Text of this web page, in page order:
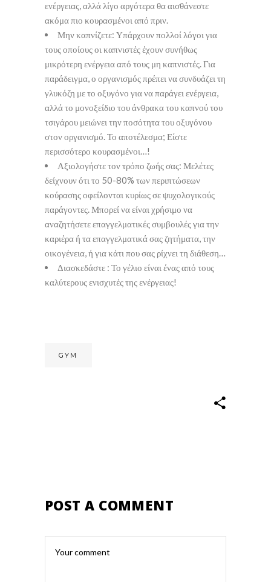
ενέργειας, αλλά λίγο αργότερα θα αισθάνεστε
ακόμα πιο κουρασμένοι από πριν.
Μην καπνίζετε: Υπάρχουν πολλοί λόγοι για
τους οποίους οι καπνιστές έχουν συνήθως
μικρότερη ενέργεια από τους μη καπνιστές. Για
παράδειγμα, ο οργανισμός πρέπει να συνδυάζει τη
γλυκόζη με το οξυγόνο για να παράγει ενέργεια,
αλλά το μονοξείδιο του άνθρακα του καπνού του
τσιγάρου μειώνει την ποσότητα του οξυγόνου
στον οργανισμό. Το αποτέλεσμα; Είστε
περισσότερο κουρασμένοι…!
Αξιολογήστε τον τρόπο ζωής σας: Μελέτες
δείχνουν ότι το 50-80% των περιπτώσεων
κούρασης οφείλονται κυρίως σε ψυχολογικούς
παράγοντες. Μπορεί να είναι χρήσιμο να
αναζητήσετε επαγγελματικές συμβουλές για την
καριέρα ή τα επαγγελματικά σας ζητήματα, την
οικογένεια, ή για κάτι που σας ρίχνει τη διάθεση…
Διασκεδάστε : Το γέλιο είναι ένας από τους
καλύτερους ενισχυτές της ενέργειας!
GYM
POST A COMMENT